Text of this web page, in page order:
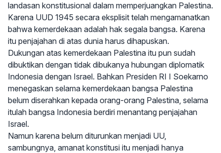
landasan konstitusional dalam memperjuangkan Palestina.
Karena UUD 1945 secara eksplisit telah mengamanatkan
bahwa kemerdekaan adalah hak segala bangsa. Karena
itu penjajahan di atas dunia harus dihapuskan.
Dukungan atas kemerdekaan Palestina itu pun sudah
dibuktikan dengan tidak dibukanya hubungan diplomatik
Indonesia dengan Israel. Bahkan Presiden RI I Soekarno
menegaskan selama kemerdekaan bangsa Palestina
belum diserahkan kepada orang-orang Palestina, selama
itulah bangsa Indonesia berdiri menantang penjajahan
Israel.
Namun karena belum diturunkan menjadi UU,
sambungnya, amanat konstitusi itu menjadi hanya